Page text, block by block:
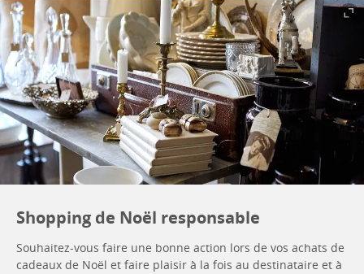
Shopping de Noël responsable
Souhaitez-vous faire une bonne action lors de vos achats de
cadeaux de Noël et faire plaisir à la fois au destinataire et à